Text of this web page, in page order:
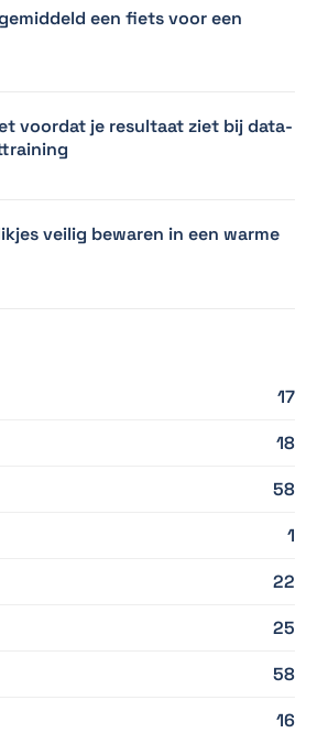
een fiets voor een
voordat je resultaat ziet bij data-
veilig bewaren in een warme
17
18
58
1
22
25
58
16